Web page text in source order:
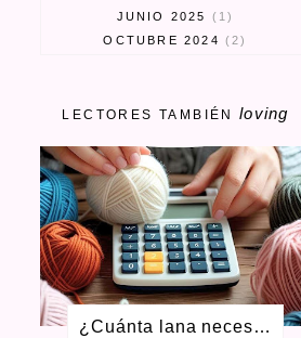
JUNIO 2025
1
OCTUBRE 2024
2
FEBRERO 2024
MAYO 2023
1
ABRIL 2023
3
MARZO 2023
1
ENERO 2023
2
SEPTIEMBRE 2022
1
AGOSTO 2022
1
MAYO 2022
1
FEBRERO 2022
2
LECTORES TAMBIÉNloving
¿Cuánta lana necesito para tejer? Aprende a calcular ovillos + calculadora gratis